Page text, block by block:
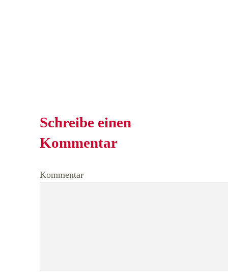
Schreibe einen
Kommentar
Kommentar